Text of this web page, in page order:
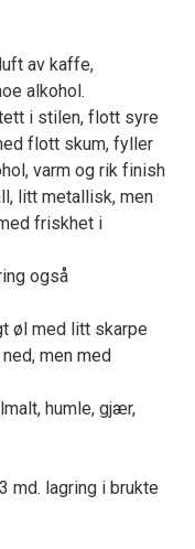
av kaffe,
alkohol.
i stilen, flott syre
flott skum, fyller
varm og rik finish
litt metallisk, men
friskhet i
også
øl med litt skarpe
men med
humle, gjær,
md. lagring i brukte